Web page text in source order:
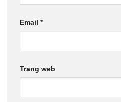
Email *
Trang web